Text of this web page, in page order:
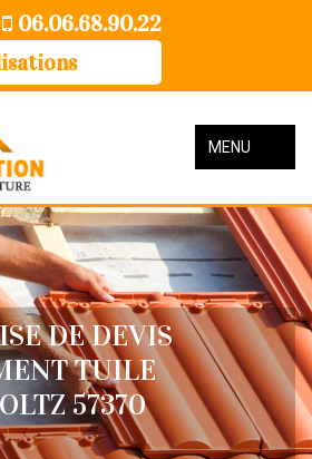
06.06.68.90.22
MENU
DE DEVIS
TUILE
57370